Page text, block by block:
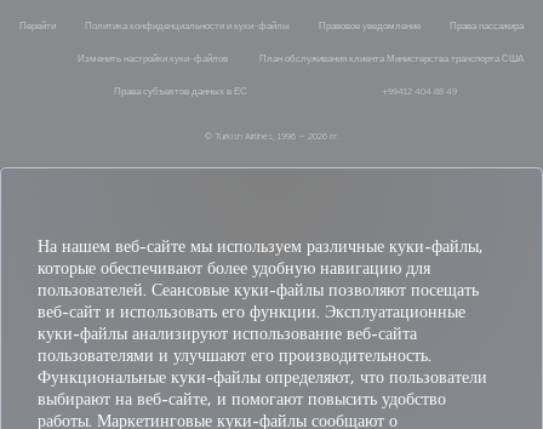
На нашем веб-сайте мы используем различные куки-файлы,
которые обеспечивают более удобную навигацию для
пользователей. Сеансовые куки-файлы позволяют посещать
веб-сайт и использовать его функции. Эксплуатационные
куки-файлы анализируют использование веб-сайта
пользователями и улучшают его производительность.
Функциональные куки-файлы определяют, что пользователи
выбирают на веб-сайте, и помогают повысить удобство
работы. Маркетинговые куки-файлы сообщают о
Перейти Политика конфиденциальности и куки-файлы Правовое уведомление Права пассажира
Изменить настройки куки-файлов План обслуживания клиента Министерства транспорта США
Права субъектов данных в ЕС +99412 404 88 49
© Turkish Airlines, 1996 – 2026 гг.